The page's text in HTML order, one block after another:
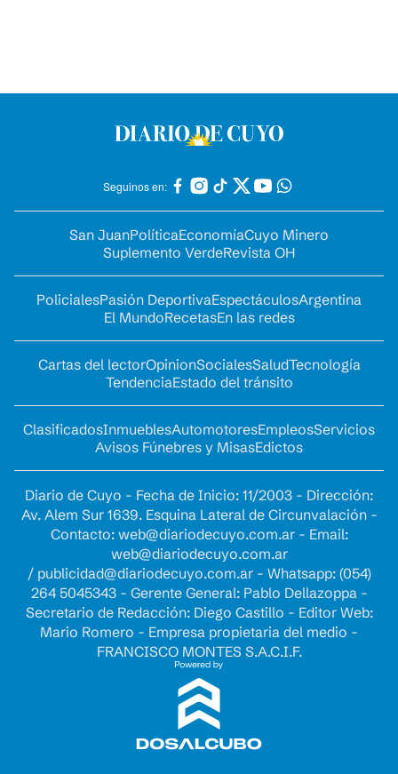
Seguinos en:
San JuanPolíticaEconomíaCuyo Minero
Suplemento VerdeRevista OH
PolicialesPasión DeportivaEspectáculosArgentina
El MundoRecetasEn las redes
Cartas del lectorOpinionSocialesSaludTecnología
TendenciaEstado del tránsito
ClasificadosInmueblesAutomotoresEmpleosServicios
Avisos Fúnebres y MisasEdictos
Diario de Cuyo - Fecha de Inicio: 11/2003 - Dirección:
Av. Alem Sur 1639. Esquina Lateral de Circunvalación -
Contacto: web@diariodecuyo.com.ar- Email:
web@diariodecuyo.com.ar
/ publicidad@diariodecuyo.com.ar- Whatsapp: (054)
264 5045343 - Gerente General: Pablo Dellazoppa -
Secretario de Redacción: Diego Castillo - Editor Web:
Mario Romero - Empresa propietaria del medio -
FRANCISCO MONTES S.A.C.I.F.